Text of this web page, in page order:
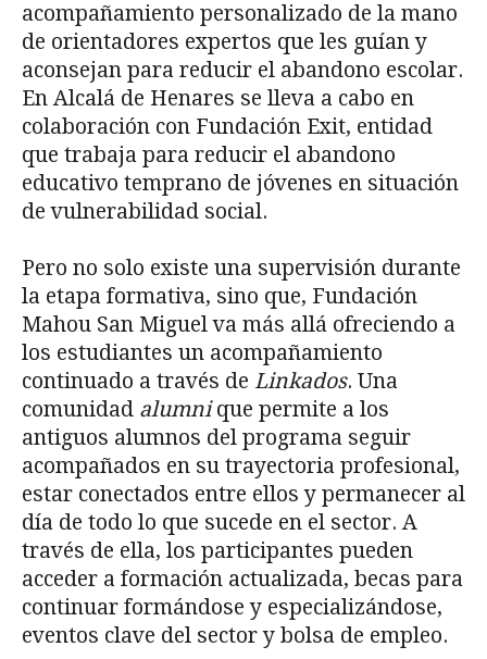
acompañamiento personalizado de la mano
de orientadores expertos que les guían y
aconsejan para reducir el abandono escolar.
En Alcalá de Henares se lleva a cabo en
colaboración con Fundación Exit, entidad
que trabaja para reducir el abandono
educativo temprano de jóvenes en situación
de vulnerabilidad social.
Pero no solo existe una supervisión durante
la etapa formativa, sino que, Fundación
Mahou San Miguel va más allá ofreciendo a
los estudiantes un acompañamiento
continuado a través de Linkados. Una
comunidad alumnique permite a los
antiguos alumnos del programa seguir
acompañados en su trayectoria profesional,
estar conectados entre ellos y permanecer al
día de todo lo que sucede en el sector. A
través de ella, los participantes pueden
acceder a formación actualizada, becas para
continuar formándose y especializándose,
eventos clave del sector y bolsa de empleo.